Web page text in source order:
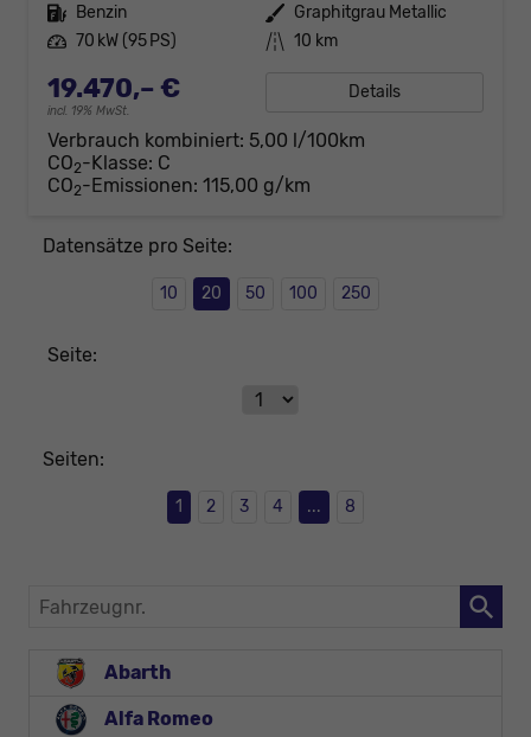
Kraftstoff Benzin Außenfarbe Graphitgrau Metallic
Leistung 70 kW (95 PS) Kilometerstand 10 km
19.470,– €
incl. 19% MwSt.
Details
Verbrauch kombiniert: 5,00 l/100km
CO2-Klasse: C
CO2-Emissionen: 115,00 g/km
Datensätze pro Seite:
10 20 50 100 250
Seite:
Seiten:
1 2 3 4 ... 8
Fahrzeugnr.
Abarth
Alfa Romeo